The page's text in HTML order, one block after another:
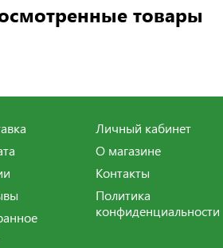
товары
Личный кабинет
О магазине
Контакты
Политика
конфиденциальности